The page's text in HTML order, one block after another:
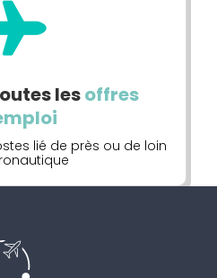
lesoffres
lié de près ou de loin